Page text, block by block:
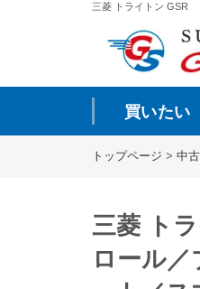
三菱 トライトン GSR
買いたい
トップページ > 中
三菱 ト
ロール